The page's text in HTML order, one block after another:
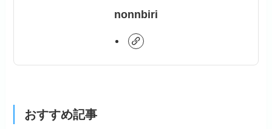
nonnbiri
おすすめ記事